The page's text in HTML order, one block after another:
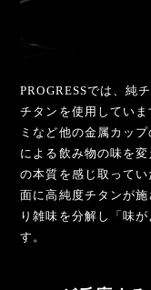
PROGRESSでは、純
チタンを使用してい
ミなど他の金属カッ
による飲み物の味を
の本質を感じ取って
面に高純度チタンが
り雑味を分解し「味
す。